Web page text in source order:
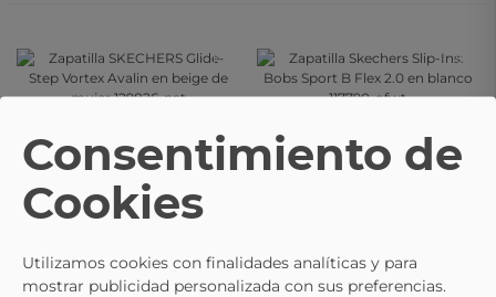
- 10%
SKECHERS Glide-Step
De Mujer 129826-Nat
64,91 € 74,95 €
- 10%
SKECHERS
Skechers Slip-Ins: Bobs
69,91 € 79,95 €
- 10%
Consentimiento de
Cookies
Utilizamos cookies con finalidades analíticas y para
mostrar publicidad personalizada con sus preferencias.